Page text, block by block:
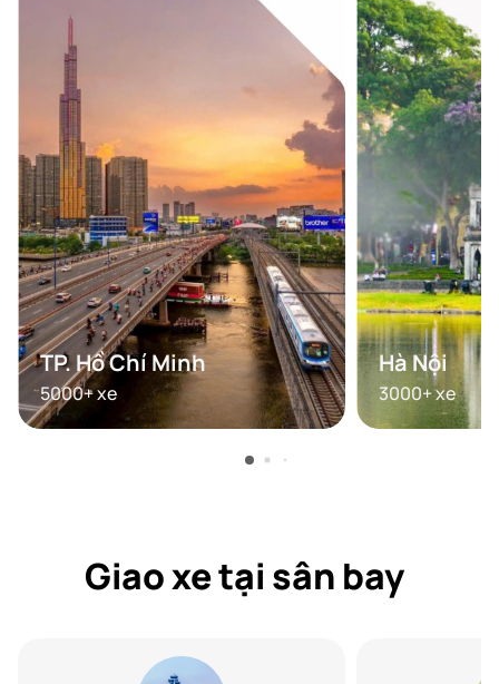
TP. Hồ Chí Minh
5000+xe
Hà Nội
3000+xe
Giao xe tại sân bay